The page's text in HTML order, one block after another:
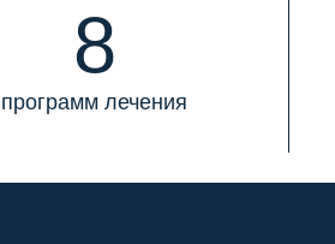
8
программ лечения